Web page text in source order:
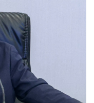
ม.เพียบตลอดเส้นทาง